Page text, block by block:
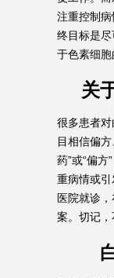
注重控制
终目标是
于色素细胞
关
很多患者
目相信偏
药”或“偏
重病情或
医院就诊
案。切记，